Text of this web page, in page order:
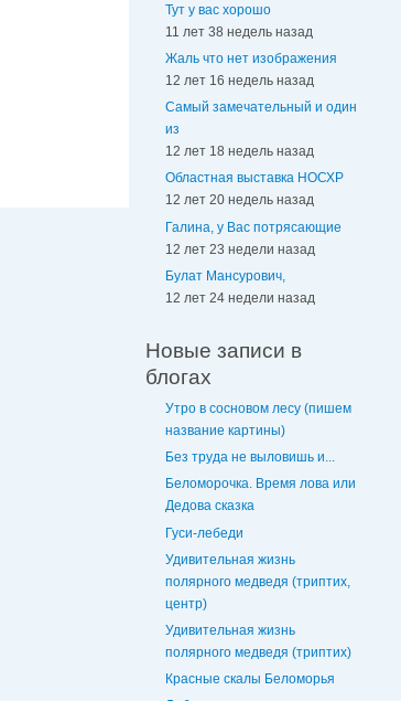
Тут у вас хорошо
11 лет 38 недель назад
Жаль что нет изображения
12 лет 16 недель назад
Самый замечательный и один
из
12 лет 18 недель назад
Областная выставка НОСХР
12 лет 20 недель назад
Галина, у Вас потрясающие
12 лет 23 недели назад
Булат Мансурович,
12 лет 24 недели назад
Новые записи в
блогах
Утро в сосновом лесу (пишем
название картины)
Без труда не выловишь и...
Беломорочка. Время лова или
Дедова сказка
Гуси-лебеди
Удивительная жизнь
полярного медведя (триптих,
центр)
Удивительная жизнь
полярного медведя (триптих)
Красные скалы Беломорья